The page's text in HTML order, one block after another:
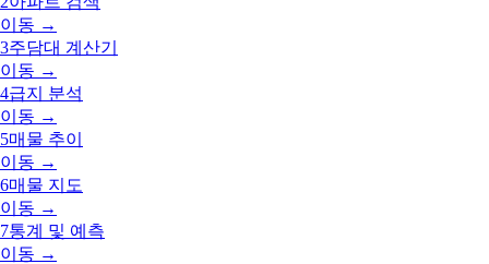
이동 →
3주담대 계산기
이동 →
4급지 분석
이동 →
5매물 추이
이동 →
6매물 지도
이동 →
7통계 및 예측
이동 →